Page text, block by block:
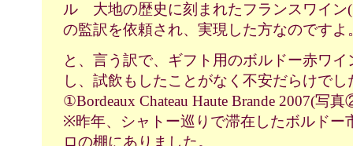
ル 大地の歴史に刻まれたフランスワイ
の監訳を依頼され、実現した方なのですよ
と、言う訳で、ギフト用のボルドー赤ワ
し、試飲もしたことがなく不安だらけで
①Bordeaux Chateau Haute Brande 2007(写
※昨年、シャトー巡りで滞在したボルドー
ロの棚にありました。